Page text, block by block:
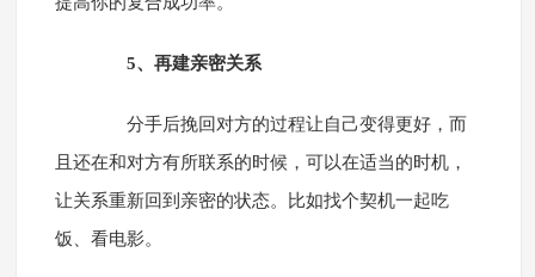
5、再建亲密关系
分手后挽回对方的过程让自己变得更好，而
且还在和对方有所联系的时候，可以在适当的时机，
让关系重新回到亲密的状态。比如找个契机一起吃
饭、看电影。